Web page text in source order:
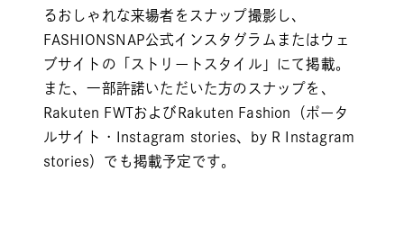
るおしゃれな来場者をスナップ撮影し、
FASHIONSNAP公式インスタグラムまたはウェ
ブサイトの「ストリートスタイル」にて掲載。
また、一部許諾いただいた方のスナップを、
Rakuten FWTおよびRakuten Fashion（ポータ
ルサイト・Instagram stories、by R Instagram
stories）でも掲載予定です。